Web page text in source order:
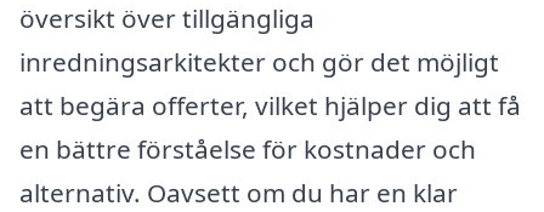
översikt över tillgängliga
inredningsarkitekter och gör det möjligt
att begära offerter, vilket hjälper dig att få
en bättre förståelse för kostnader och
alternativ. Oavsett om du har en klar